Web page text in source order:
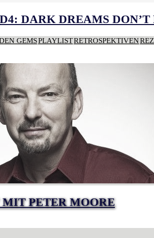
D4: DARK DREAMS DON’T
GEMSPLAYLISTRETROSPEKTIVEN
PETER MOORE